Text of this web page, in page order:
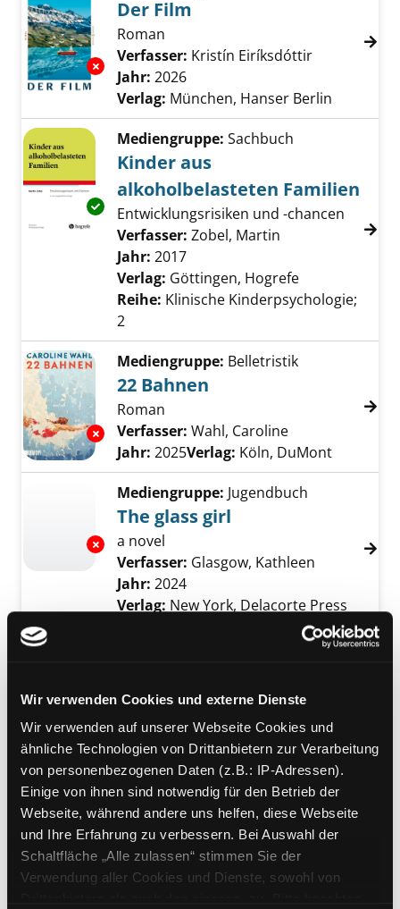
Wir verwenden Cookies und externe Dienste
Wir verwenden auf unserer Webseite Cookies und
ähnliche Technologien von Drittanbietern zur Verarbeitung
von personenbezogenen Daten (z.B.: IP-Adressen).
Einige von ihnen sind notwendig für den Betrieb der
Webseite, während andere uns helfen, diese Webseite
und Ihre Erfahrung zu verbessern. Bei Auswahl der
Schaltfläche „Alle zulassen“ stimmen Sie der
Verwendung aller Cookies und Dienste, sowohl von
Exemplar-Details von Der Film anzeigen
Der Film
Roman
Verfasser: Kristín Eiríksdóttir
Jahr: 2026
Verlag: München, Hanser Berlin
Exemplar-Details von Kinder aus
Mediengruppe: Sachbuch
Kinder aus
alkoholbelasteten Familien
Entwicklungsrisiken und -chancen
Verfasser: Zobel, Martin Suche nach
Jahr: 2017
Verlag: Göttingen, Hogrefe
Reihe: Klinische Kinderpsychologie;
2
Exemplar-Details von 22 Bahnen anzeigen
Mediengruppe: Belletristik
22 Bahnen
Roman
Verfasser: Wahl, Caroline
Jahr: 2025Verlag: Köln, DuMont
Exemplar-Details von The glass girl anzeigen
Mediengruppe: Jugendbuch
The glass girl
a novel
Verfasser: Glasgow, Kathleen
Jahr: 2024
Verlag: New York, Delacorte Press
Exemplar-Details von The Outrun anzeigen
basierend auf den Memoiren von
Suche nach diesem Verfasser
Jahr:2025
Verlag:Deutschland, Studiocanal
Reihe:Arthaus
Exemplar-Details von Prävention und Hilfe
Mediengruppe:Sachbuch
Prävention und Hilfe bei
Drogen